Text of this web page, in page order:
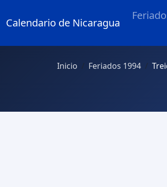
Calendario de Nicaragua
Inicio Feriados 1994